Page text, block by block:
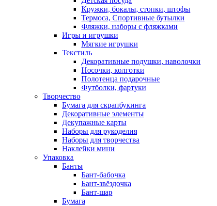
Кружки, бокалы, стопки, штофы
Термоса, Спортивные бутылки
Фляжки, наборы с фляжками
Игры и игрушки
Мягкие игрушки
Текстиль
Декоративные подушки, наволочки
Носочки, колготки
Полотенца подарочные
Футболки, фартуки
Творчество
Бумага для скрапбукинга
Декоративные элементы
Декупажные карты
Наборы для рукоделия
Наборы для творчества
Наклейки мини
Упаковка
Банты
Бант-бабочка
Бант-звёздочка
Бант-шар
Бумага